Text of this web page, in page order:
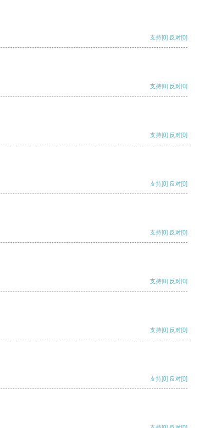
支持[0] 反对[0]
支持[0] 反对[0]
支持[0] 反对[0]
支持[0] 反对[0]
支持[0] 反对[0]
支持[0] 反对[0]
支持[0] 反对[0]
支持[0] 反对[0]